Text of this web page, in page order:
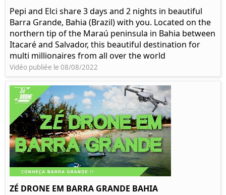
Pepi and Elci share 3 days and 2 nights in beautiful
Barra Grande, Bahia (Brazil) with you. Located on the
northern tip of the Maraú peninsula in Bahia between
Itacaré and Salvador, this beautiful destination for
multi millionaires from all over the world
Vidéo publiée le 08/08/2022
ZÉ DRONE EM BARRA GRANDE BAHIA